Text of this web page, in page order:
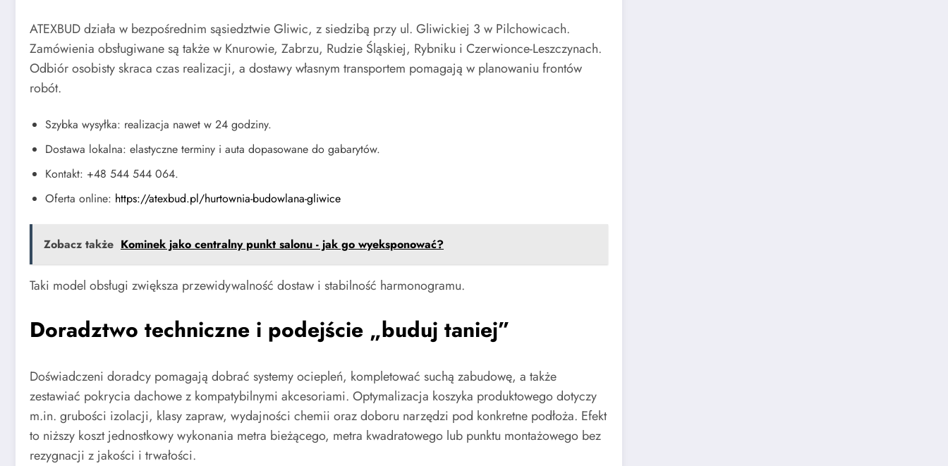
ATEXBUD działa w bezpośrednim sąsiedztwie Gliwic, z siedzibą przy ul. Gliwickiej 3 w Pilchowicach.
Zamówienia obsługiwane są także w Knurowie, Zabrzu, Rudzie Śląskiej, Rybniku i Czerwionce-Leszczynach.
Odbiór osobisty skraca czas realizacji, a dostawy własnym transportem pomagają w planowaniu frontów
robót.
Szybka wysyłka: realizacja nawet w 24 godziny.
Dostawa lokalna: elastyczne terminy i auta dopasowane do gabarytów.
Kontakt: +48 544 544 064.
Oferta online: https://atexbud.pl/hurtownia-budowlana-gliwice
Zobacz także Kominek jako centralny punkt salonu - jak go wyeksponować?
Taki model obsługi zwiększa przewidywalność dostaw i stabilność harmonogramu.
Doradztwo techniczne i podejście „buduj taniej”
Doświadczeni doradcy pomagają dobrać systemy ociepleń, kompletować suchą zabudowę, a także
zestawiać pokrycia dachowe z kompatybilnymi akcesoriami. Optymalizacja koszyka produktowego dotyczy
m.in. grubości izolacji, klasy zapraw, wydajności chemii oraz doboru narzędzi pod konkretne podłoża. Efekt
to niższy koszt jednostkowy wykonania metra bieżącego, metra kwadratowego lub punktu montażowego bez
rezygnacji z jakości i trwałości.